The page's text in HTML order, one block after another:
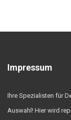
Impressum
Ihre Spezialisten für
Auswahl! Hier wird